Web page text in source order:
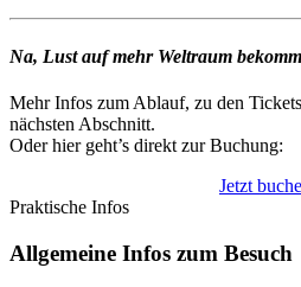
Na, Lust auf mehr Weltraum
Mehr Infos zum Ablauf, zu den
nächsten Abschnitt.
Oder hier geht’s direkt zur Buchung:
Jetzt
Praktische Infos
Allgemeine Infos zum Besuch